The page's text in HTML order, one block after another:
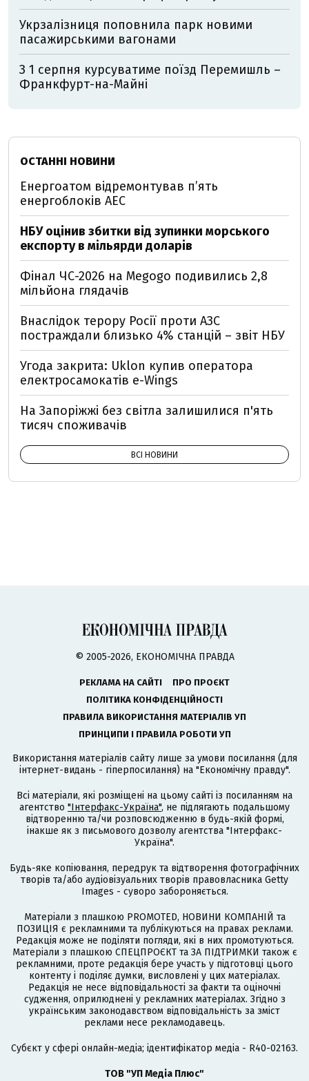
Укрзалізниця поповнила парк новими
пасажирськими вагонами
З 1 серпня курсуватиме поїзд Перемишль –
Франкфурт-на-Майні
ОСТАННІ НОВИНИ
Енергоатом відремонтував п’ять
енергоблоків АЕС
НБУ оцінив збитки від зупинки морського
експорту в мільярди доларів
Фінал ЧС-2026 на Megogo подивились 2,8
мільйона глядачів
Внаслідок терору Росії проти АЗС
постраждали близько 4% станцій – звіт НБУ
Угода закрита: Uklon купив оператора
електросамокатів e-Wings
На Запоріжжі без світла залишилися п'ять
тисяч споживачів
ВСІ НОВИНИ
© 2005-2026, ЕКОНОМІЧНА ПРАВДА
РЕКЛАМА НА САЙТІ
ПРО ПРОЄКТ
ПОЛІТИКА КОНФІДЕНЦІЙНОСТІ
ПРАВИЛА ВИКОРИСТАННЯ МАТЕРІАЛІВ УП
ПРИНЦИПИ І ПРАВИЛА РОБОТИ УП
Використання матеріалів сайту лише за умови посилання (для
інтернет-видань - гіперпосилання) на "Економічну правду".
Всі матеріали, які розміщені на цьому сайті із посиланням на
агентство "Інтерфакс-Україна", не підлягають подальшому
відтворенню та/чи розповсюдженню в будь-якій формі,
інакше як з письмового дозволу агентства "Інтерфакс-
Україна".
Будь-яке копіювання, передрук та відтворення фотографічних
творів та/або аудіовізуальних творів правовласника Getty
Images - суворо забороняється.
Матеріали з плашкою PROMOTED, НОВИНИ КОМПАНІЙ та
ПОЗИЦІЯ є рекламними та публікуються на правах реклами.
Редакція може не поділяти погляди, які в них промотуються.
Матеріали з плашкою СПЕЦПРОЄКТ та ЗА ПІДТРИМКИ також є
рекламними, проте редакція бере участь у підготовці цього
контенту і поділяє думки, висловлені у цих матеріалах.
Редакція не несе відповідальності за факти та оціночні
судження, оприлюднені у рекламних матеріалах. Згідно з
українським законодавством відповідальність за зміст
реклами несе рекламодавець.
Cубєкт у сфері онлайн-медіа; ідентифікатор медіа - R40-02163.
ТОВ "УП Медіа Плюс"